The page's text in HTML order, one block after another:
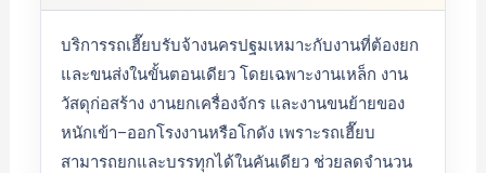
บริการรถเฮี๊ยบรับจ้างนครปฐมเหมาะกับงานที่ต้องยก
และขนส่งในขั้นตอนเดียว โดยเฉพาะงานเหล็ก งาน
วัสดุก่อสร้าง งานยกเครื่องจักร และงานขนย้ายของ
หนักเข้า–ออกโรงงานหรือโกดัง เพราะรถเฮี๊ยบ
สามารถยกและบรรทุกได้ในคันเดียว ช่วยลดจำนวน